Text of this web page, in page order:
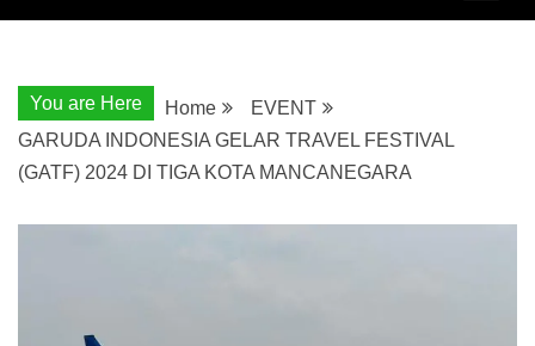
You are Here Home
EVENT
GARUDA INDONESIA GELAR TRAVEL FESTIVAL
(GATF) 2024 DI TIGA KOTA MANCANEGARA